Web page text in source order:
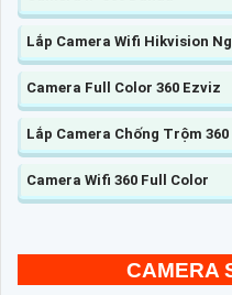
Lắp Camera Wifi Hikvision
Camera Full Color 360 Ezviz
Lắp Camera Chống Trộm 360
Camera Wifi 360 Full Color
CAMERA